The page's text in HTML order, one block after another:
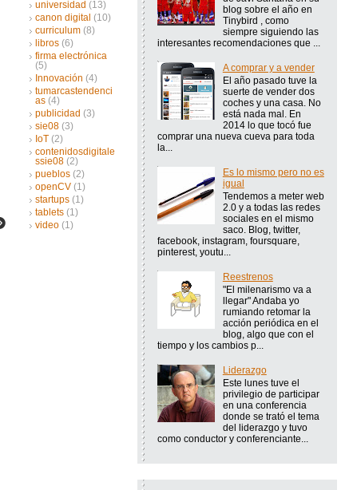
universidad (13)
canon digital (10)
curriculum (8)
libros (6)
firma electrónica
(5)
Innovación (4)
tumarcastendenci
as (4)
publicidad (3)
sie08 (3)
IoT (2)
contenidosdigitale
ssie08 (2)
pueblos (2)
openCV (1)
startups (1)
tablets (1)
video (1)
blog sobre el año en
Tinybird , como
siempre siguiendo las
interesantes recomendaciones que ...
A comprar y a vender
El año pasado tuve la
suerte de vender dos
coches y una casa. No
está nada mal. En
2014 lo que tocó fue
comprar una nueva cueva para toda
la...
Es lo mismo pero no es
igual
Tendemos a meter web
2.0 y a todas las redes
sociales en el mismo
saco. Blog, twitter,
facebook, instagram, foursquare,
pinterest, youtu...
Reestrenos
"El milenarismo va a
llegar" Andaba yo
rumiando retomar la
acción periódica en el
blog, algo que con el
tiempo y los cambios p...
Liderazgo
Este lunes tuve el
privilegio de participar
en una conferencia
donde se trató el tema
del liderazgo y tuvo
como conductor y conferenciante...